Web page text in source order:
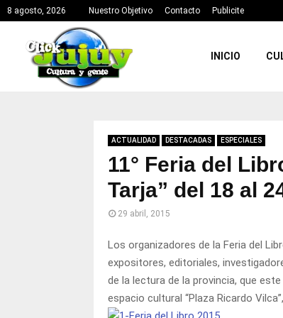
8 agosto, 2026 Nuestro Objetivo Contacto Publicite
INICIO
ACTUALIDAD DESTACADAS ESPECIALES
11° Feria del
Tarja” del 18 al
29 abril, 2015
Los organizadores de la Feria del
expositores, editoriales,
de la lectura de la provincia, que
espacio cultural “Plaza Ricardo